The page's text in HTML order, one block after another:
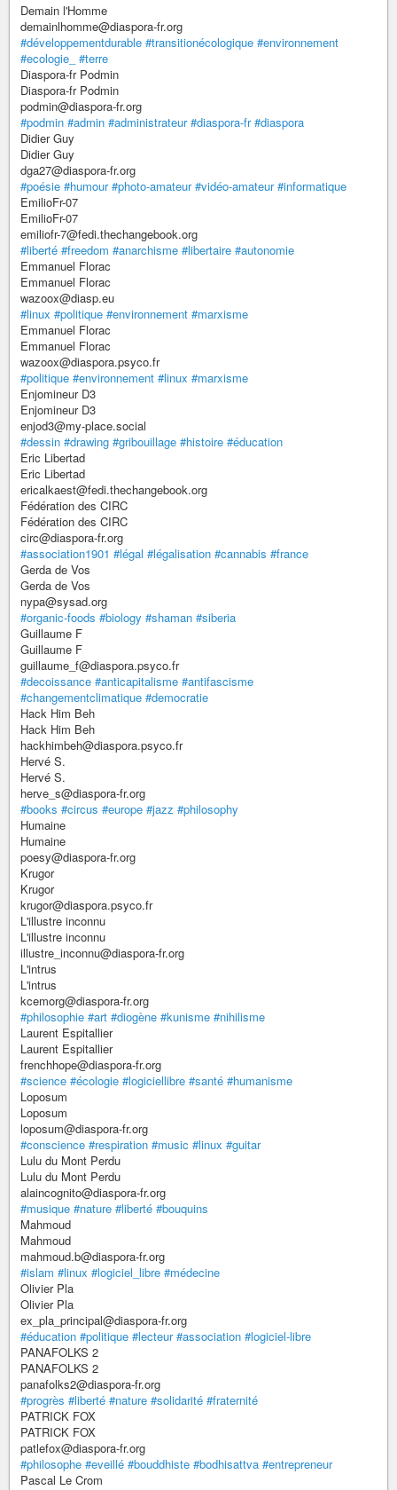
Demain l'Homme
demainlhomme@diaspora-fr.org
#développementdurable #transitionécologique #environnement
#ecologie_ #terre
Diaspora-fr Podmin
Diaspora-fr Podmin
podmin@diaspora-fr.org
#podmin #admin #administrateur #diaspora-fr #diaspora
Didier Guy
Didier Guy
dga27@diaspora-fr.org
#poésie #humour #photo-amateur #vidéo-amateur #informatique
EmilioFr-07
EmilioFr-07
emiliofr-7@fedi.thechangebook.org
#liberté #freedom #anarchisme #libertaire #autonomie
Emmanuel Florac
Emmanuel Florac
wazoox@diasp.eu
#linux #politique #environnement #marxisme
Emmanuel Florac
Emmanuel Florac
wazoox@diaspora.psyco.fr
#politique #environnement #linux #marxisme
Enjomineur D3
Enjomineur D3
enjod3@my-place.social
#dessin #drawing #gribouillage #histoire #éducation
Eric Libertad
Eric Libertad
ericalkaest@fedi.thechangebook.org
Fédération des CIRC
Fédération des CIRC
circ@diaspora-fr.org
#association1901 #légal #légalisation #cannabis #france
Gerda de Vos
Gerda de Vos
nypa@sysad.org
#organic-foods #biology #shaman #siberia
Guillaume F
Guillaume F
guillaume_f@diaspora.psyco.fr
#decoissance #anticapitalisme #antifascisme
#changementclimatique #democratie
Hack Him Beh
Hack Him Beh
hackhimbeh@diaspora.psyco.fr
Hervé S.
Hervé S.
herve_s@diaspora-fr.org
#books #circus #europe #jazz #philosophy
Humaine
Humaine
poesy@diaspora-fr.org
Krugor
Krugor
krugor@diaspora.psyco.fr
L'illustre inconnu
L'illustre inconnu
illustre_inconnu@diaspora-fr.org
L'intrus
L'intrus
kcemorg@diaspora-fr.org
#philosophie #art #diogène #kunisme #nihilisme
Laurent Espitallier
Laurent Espitallier
frenchhope@diaspora-fr.org
#science #écologie #logiciellibre #santé #humanisme
Loposum
Loposum
loposum@diaspora-fr.org
#conscience #respiration #music #linux #guitar
Lulu du Mont Perdu
Lulu du Mont Perdu
alaincognito@diaspora-fr.org
#musique #nature #liberté #bouquins
Mahmoud
Mahmoud
mahmoud.b@diaspora-fr.org
#islam #linux #logiciel_libre #médecine
Olivier Pla
Olivier Pla
ex_pla_principal@diaspora-fr.org
#éducation #politique #lecteur #association #logiciel-libre
PANAFOLKS 2
PANAFOLKS 2
panafolks2@diaspora-fr.org
#progrès #liberté #nature #solidarité #fraternité
PATRICK FOX
PATRICK FOX
patlefox@diaspora-fr.org
#philosophe #eveillé #bouddhiste #bodhisattva #entrepreneur
Pascal Le Crom